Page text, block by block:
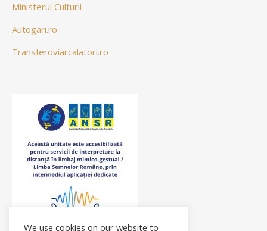
Ministerul Culturii
Autogari.ro
Transferoviarcalatori.ro
We use cookies on our website to